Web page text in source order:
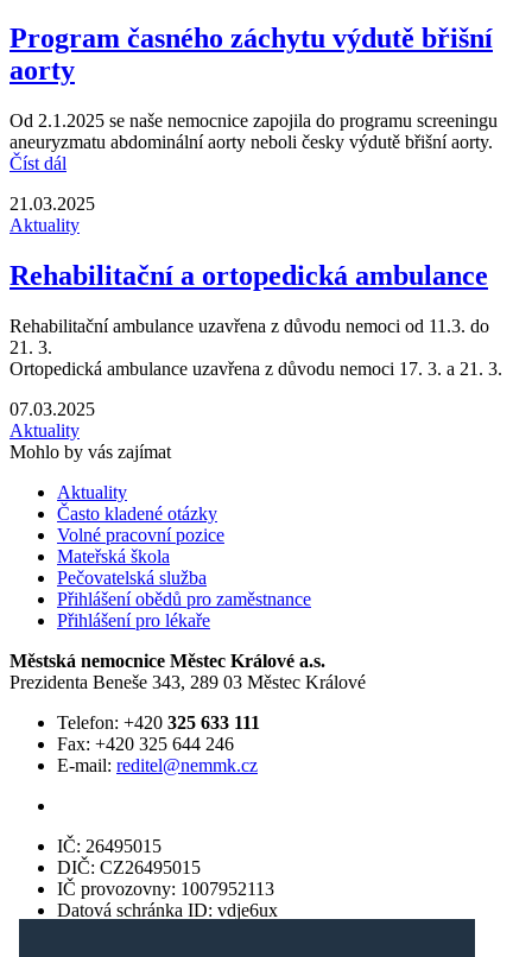
Program časného záchytu výdutě břišní
aorty
Od 2.1.2025 se naše nemocnice zapojila do programu screeningu
aneuryzmatu abdominální aorty neboli česky výdutě břišní aorty.
Číst dál
21.03.2025
Aktuality
Rehabilitační a ortopedická ambulance
Rehabilitační ambulance uzavřena z důvodu nemoci od 11.3. do
21. 3.
Ortopedická ambulance uzavřena z důvodu nemoci 17. 3. a 21. 3.
07.03.2025
Aktuality
Mohlo by vás zajímat
Aktuality
Často kladené otázky
Volné pracovní pozice
Mateřská škola
Pečovatelská služba
Přihlášení obědů pro zaměstnance
Přihlášení pro lékaře
Městská nemocnice Městec Králové a.s.
Prezidenta Beneše 343, 289 03 Městec Králové
Telefon: +420 325 633 111
Fax: +420 325 644 246
E-mail: reditel@nemmk.cz
IČ: 26495015
DIČ: CZ26495015
IČ provozovny: 1007952113
Datová schránka ID: vdje6ux